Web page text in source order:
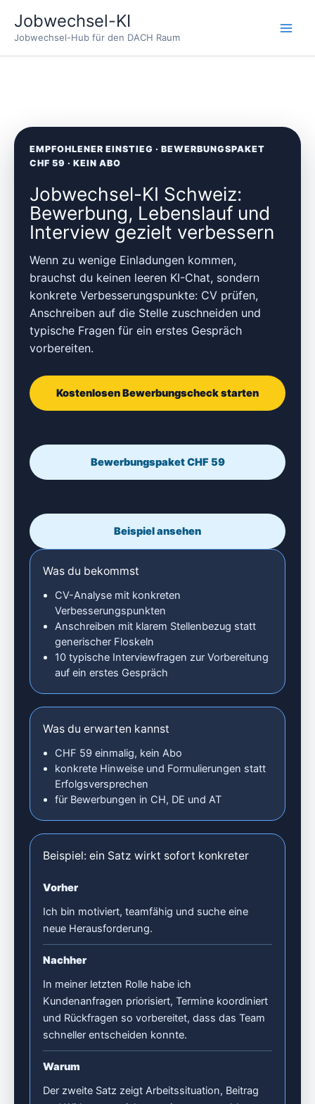
Inhalt
springen
Jobwechsel-KI
Jobwechsel-Hub für den DACH Raum
EMPFOHLENER EINSTIEG · BEWERBUNGSPAKET
CHF 59 · KEIN ABO
Jobwechsel-KI Schweiz:
Bewerbung, Lebenslauf und
Interview gezielt verbessern
Wenn zu wenige Einladungen kommen,
brauchst du keinen leeren KI-Chat, sondern
konkrete Verbesserungspunkte: CV prüfen,
Anschreiben auf die Stelle zuschneiden und
typische Fragen für ein erstes Gespräch
vorbereiten.
Kostenlosen Bewerbungscheck starten
Bewerbungspaket CHF 59
Beispiel ansehen
Was du bekommst
CV-Analyse mit konkreten
Verbesserungspunkten
Anschreiben mit klarem Stellenbezug statt
generischer Floskeln
10 typische Interviewfragen zur Vorbereitung
auf ein erstes Gespräch
Was du erwarten kannst
CHF 59 einmalig, kein Abo
konkrete Hinweise und Formulierungen statt
Erfolgsversprechen
für Bewerbungen in CH, DE und AT
Beispiel: ein Satz wirkt sofort konkreter
Vorher
Ich bin motiviert, teamfähig und suche eine
neue Herausforderung.
Nachher
In meiner letzten Rolle habe ich
Kundenanfragen priorisiert, Termine koordiniert
und Rückfragen so vorbereitet, dass das Team
schneller entscheiden konnte.
Warum
Der zweite Satz zeigt Arbeitssituation, Beitrag